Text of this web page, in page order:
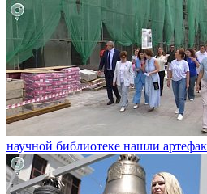
научной библиотеке нашли